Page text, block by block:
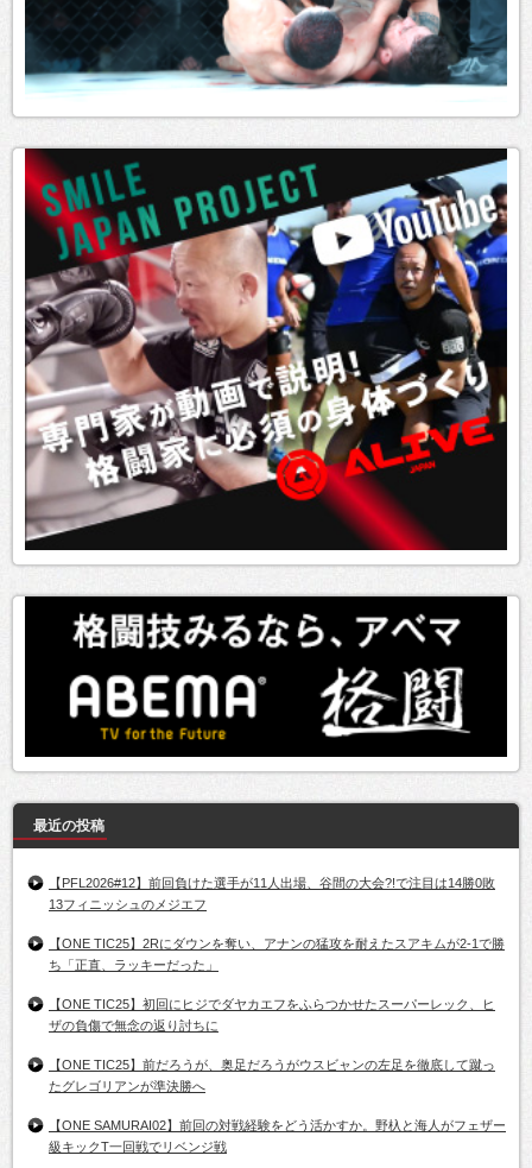
最近の投稿
【PFL2026#12】前回負けた選手が11人出場、谷間の大会?!で注目は14勝0敗
13フィニッシュのメジエフ
【ONE TIC25】2Rにダウンを奪い、アナンの猛攻を耐えたスアキムが2-1で勝
ち「正直、ラッキーだった」
【ONE TIC25】初回にヒジでダヤカエフをふらつかせたスーパーレック、ヒ
ザの負傷で無念の返り討ちに
【ONE TIC25】前だろうが、奥足だろうがウスビャンの左足を徹底して蹴っ
たグレゴリアンが準決勝へ
【ONE SAMURAI02】前回の対戦経験をどう活かすか。野杁と海人がフェザー
級キックT一回戦でリベンジ戦